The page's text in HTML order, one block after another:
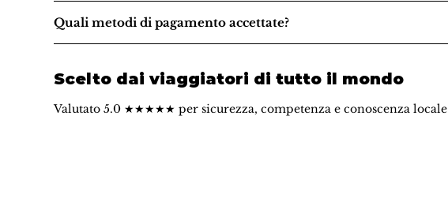
Quali metodi di pagamento accettate?
Scelto dai viaggiatori di tutto il mondo
Valutato 5.0 ★★★★★ per sicurezza, competenza e conoscenza locale